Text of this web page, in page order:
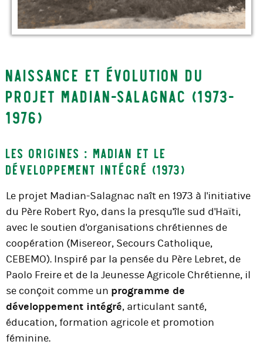
Naissance et évolution du
projet Madian-Salagnac (1973-
1976)
Les origines : Madian et le
développement intégré (1973)
Le projet Madian-Salagnac naît en 1973 à l'initiative
du Père Robert Ryo, dans la presqu'île sud d'Haïti,
avec le soutien d'organisations chrétiennes de
coopération (Misereor, Secours Catholique,
CEBEMO). Inspiré par la pensée du Père Lebret, de
Paolo Freire et de la Jeunesse Agricole Chrétienne, il
se conçoit comme un programme de
développement intégré, articulant santé,
éducation, formation agricole et promotion
féminine.